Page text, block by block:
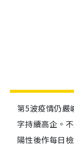
第5波疫情仍
字持續高企。
陽性後作每日